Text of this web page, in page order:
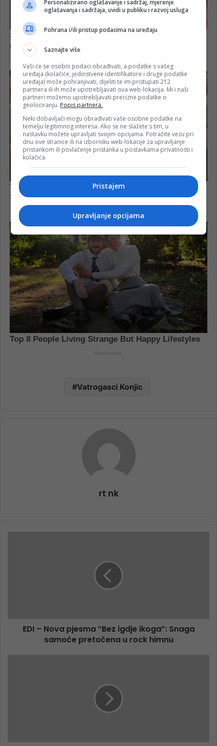
Vatrogasci Konjic
rt nk
EDI – Nova pjesma “Bez igdje ikoga”: Snaga
samoće pretočena u rock himnu
Personalizirano oglašavanje i sadržaj, mjerenje
oglašavanja i sadržaja, uvidi u publiku i razvoj usluga
Pohrana i/ili pristup podacima na uređaju
Saznajte više
Vaši će se osobni podaci obrađivati, a podatke s vašeg
uređaja (kolačiće, jedinstvene identifikatore i druge podatke
uređaja) može pohranjivati, dijeliti te im pristupati 212
partnera ili ih može upotrebljavati ova web-lokacija. Mi i naši
partneri možemo upotrebljavati precizne podatke o
geolociranju. Popis partnera.
Neki dobavljači mogu obrađivati vaše osobne podatke na
temelju legitimnog interesa. Ako se ne slažete s tim, u
nastavku možete upravljati svojim opcijama. Potražite vezu pri
dnu ove stranice ili na izborniku web-lokacije za upravljanje
pristankom ili povlačenje pristanka u postavkama privatnosti i
kolačića.
Pristajem
Upravljanje opcijama